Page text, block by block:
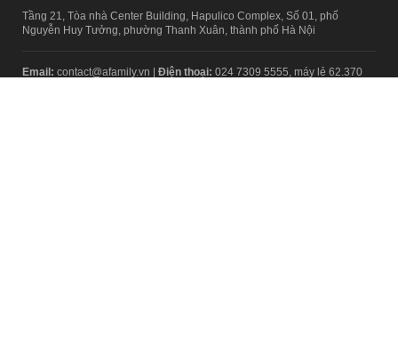
Tầng 21, Tòa nhà Center Building, Hapulico Complex, Số 01, phố
Nguyễn Huy Tưởng, phường Thanh Xuân, thành phố Hà Nội
Email: contact@afamily.vn | Điện thoại: 024 7309 5555, máy lẻ 62.370